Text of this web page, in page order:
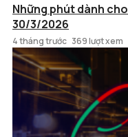
Những phút dành
30/3/2026
4 tháng trước 369 lượt xem